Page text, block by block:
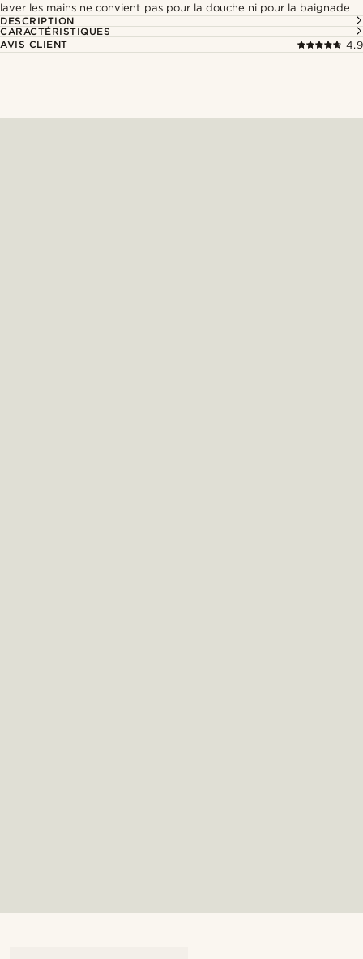
laver les mains ne convient pas pour la douche ni pour la baignade
DESCRIPTION
CARACTÉRISTIQUES
AVIS CLIENT
4.9